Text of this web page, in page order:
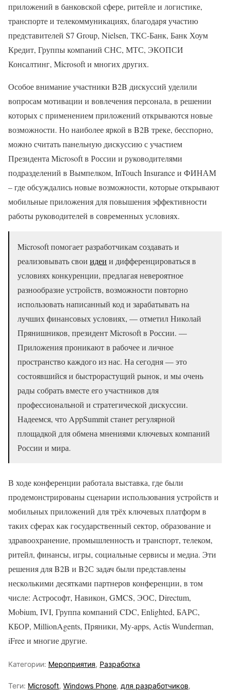
приложений в банковской сфере, ритейле и логистике,
транспорте и телекоммуникациях, благодаря участию
представителей S7 Group, Nielsen, ТКС-Банк, Банк Хоум
Кредит, Группы компаний СНС, МТС, ЭКОПСИ
Консалтинг, Microsoft и многих других.
Особое внимание участники B2B дискуссий уделили
вопросам мотивации и вовлечения персонала, в решении
которых с применением приложений открываются новые
возможности. Но наиболее яркой в B2B треке, бесспорно,
можно считать панельную дискуссию с участием
Президента Microsoft в России и руководителями
подразделений в Вымпелком, InTouch Insurance и ФИНАМ
– где обсуждались новые возможности, которые открывают
мобильные приложения для повышения эффективности
работы руководителей в современных условиях.
Microsoft помогает разработчикам создавать и
реализовывать свои идеи и дифференцироваться в
условиях конкуренции, предлагая невероятное
разнообразие устройств, возможности повторно
использовать написанный код и зарабатывать на
лучших финансовых условиях, — отметил Николай
Прянишников, президент Microsoft в России. —
Приложения проникают в рабочее и личное
пространство каждого из нас. На сегодня — это
состоявшийся и быстрорастущий рынок, и мы очень
рады собрать вместе его участников для
профессиональной и стратегической дискуссии.
Надеемся, что AppSummit станет регулярной
площадкой для обмена мнениями ключевых компаний
России и мира.
В ходе конференции работала выставка, где были
продемонстрированы сценарии использования устройств и
мобильных приложений для трёх ключевых платформ в
таких сферах как государственный сектор, образование и
здравоохранение, промышленность и транспорт, телеком,
ритейл, финансы, игры, социальные сервисы и медиа. Эти
решения для B2B и B2С задач были представлены
несколькими десятками партнеров конференции, в том
числе: Астрософт, Навикон, GMCS, ЭОС, Directum,
Mobium, IVI, Группа компаний CDC, Enlighted, БАРС,
КБОР, MillionAgents, Пряники, My-apps, Actis Wunderman,
iFree и многие другие.
Категории: Мероприятия, Разработка
Теги: Microsoft, Windows Phone, для разработчиков,